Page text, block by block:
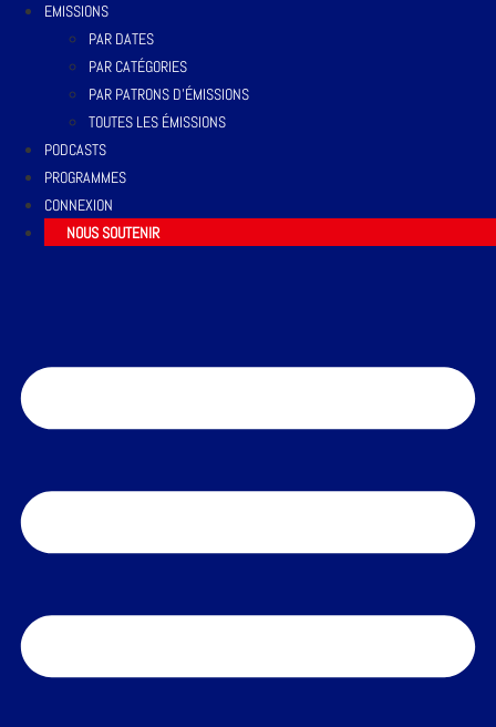
EMISSIONS
PAR DATES
PAR CATÉGORIES
PAR PATRONS D’ÉMISSIONS
TOUTES LES ÉMISSIONS
PODCASTS
PROGRAMMES
CONNEXION
NOUS SOUTENIR